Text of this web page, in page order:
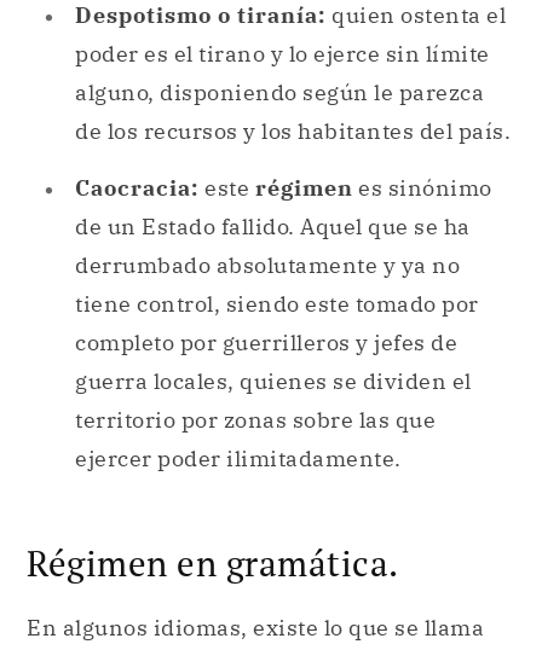
Despotismo o tiranía: quien ostenta el
poder es el tirano y lo ejerce sin límite
alguno, disponiendo según le parezca
de los recursos y los habitantes del país.
Caocracia: este régimen es sinónimo
de un Estado fallido. Aquel que se ha
derrumbado absolutamente y ya no
tiene control, siendo este tomado por
completo por guerrilleros y jefes de
guerra locales, quienes se dividen el
territorio por zonas sobre las que
ejercer poder ilimitadamente.
Régimen en gramática.
En algunos idiomas, existe lo que se llama